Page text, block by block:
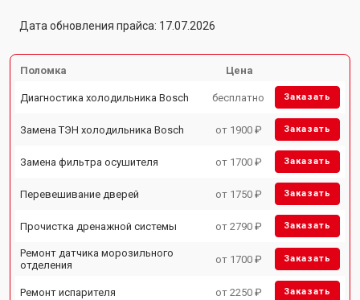
Дата обновления прайса: 17.07.2026
Поломка Цена
Диагностика холодильника Bosch бесплатно Заказать
Замена ТЭН холодильника Bosch от 1900 ₽ Заказать
Замена фильтра осушителя от 1700 ₽ Заказать
Перевешивание дверей от 1750 ₽ Заказать
Прочистка дренажной системы от 2790 ₽ Заказать
Ремонт датчика морозильного
отделения
от 1700 ₽ Заказать
Ремонт испарителя от 2250 ₽ Заказать